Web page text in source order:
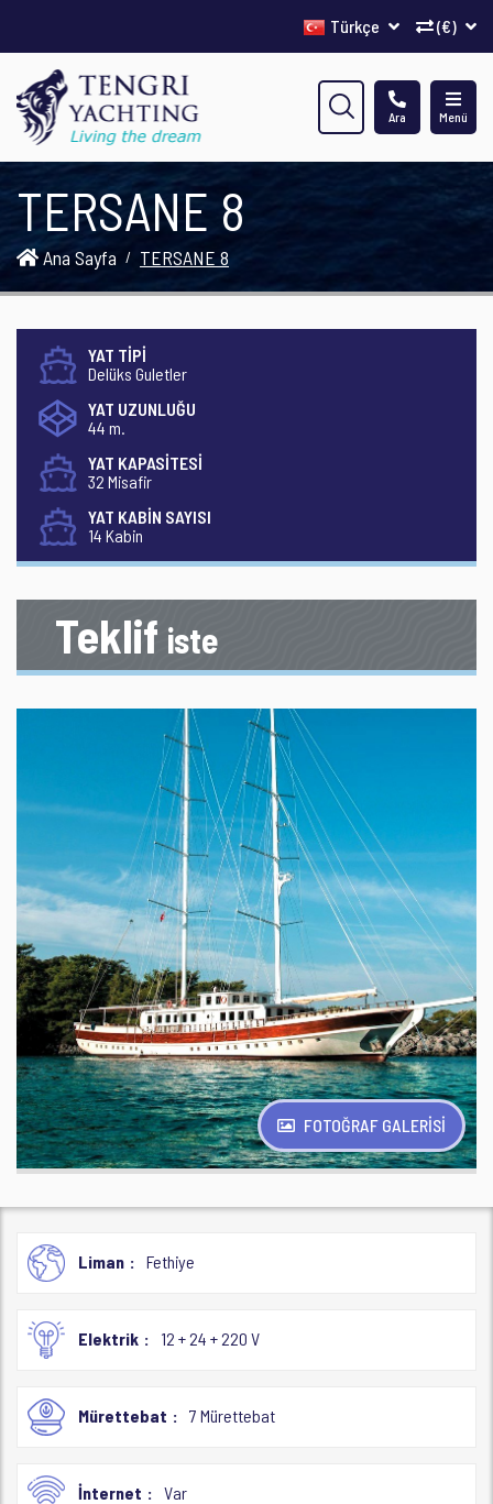
(€)
Türkçe
Menü
Ara
TERSANE 8
Ana Sayfa TERSANE 8
YAT TİPİ
Delüks Guletler
YAT UZUNLUĞU
44 m.
YAT KAPASİTESİ
32 Misafir
YAT KABİN SAYISI
14 Kabin
Teklif iste
FOTOĞRAF GALERİSİ
Liman Fethiye
Elektrik 12 + 24 + 220 V
Mürettebat 7 Mürettebat
İnternet Var